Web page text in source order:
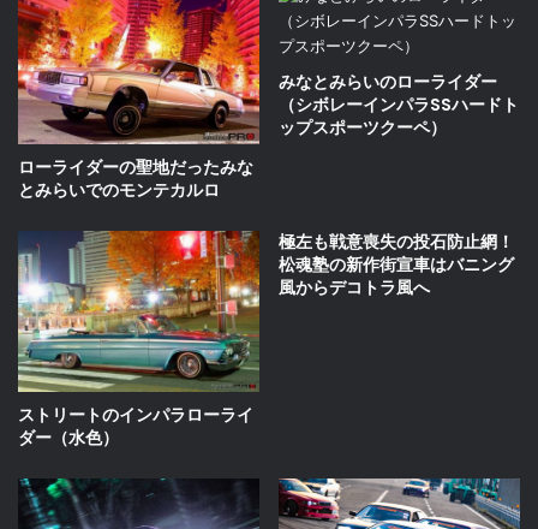
ローライダーの聖地だったみな
とみらいでのモンテカルロ
みなとみらいのローライダー
（シボレーインパラSSハードト
ップスポーツクーペ）
ストリートのインパラローライ
ダー（水色）
極左も戦意喪失の投石防止網！
松魂塾の新作街宣車はバニング
風からデコトラ風へ